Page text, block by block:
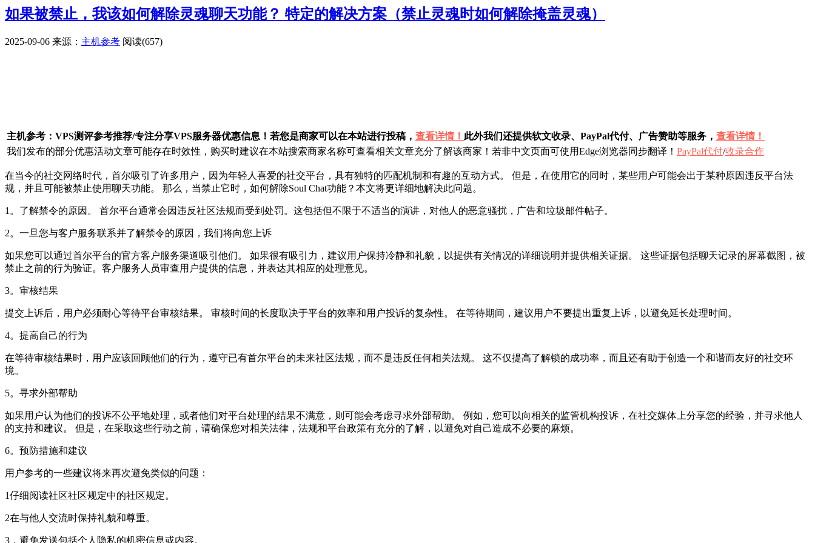
如果被禁止，我该如何解除灵魂聊天功能？ 特定的解决方案（禁止灵魂时如何解除掩盖灵魂）
2025-09-06 来源： 主机参考 阅读(657)
主机参考：VPS测评参考推荐/专注分享VPS服务器优惠信息！若您是商家可以在本站进行投稿， 查看详情！ 此外我们还提供软文收录、PayPal代付、广告赞助等服务， 查看详情！
我们发布的部分优惠活动文章可能存在时效性，购买时建议在本站搜索商家名称可查看相关文章充分了解该商家！若非中文页面可使用Edge浏览器同步翻译！ PayPal代付/收录合作
在当今的社交网络时代，首尔吸引了许多用户，因为年轻人喜爱的社交平台，具有独特的匹配机制和有趣的互动方式。 但是，在使用它的同时，某些用户可能会出于某种原因违反平台法
规，并且可能被禁止使用聊天功能。 那么，当禁止它时，如何解除Soul Chat功能？本文将更详细地解决此问题。
1。了解禁令的原因。 首尔平台通常会因违反社区法规而受到处罚。这包括但不限于不适当的演讲，对他人的恶意骚扰，广告和垃圾邮件帖子。
2。一旦您与客户服务联系并了解禁令的原因，我们将向您上诉
如果您可以通过首尔平台的官方客户服务渠道吸引他们。 如果很有吸引力，建议用户保持冷静和礼貌，以提供有关情况的详细说明并提供相关证据。 这些证据包括聊天记录的屏幕截图，被
禁止之前的行为验证。客户服务人员审查用户提供的信息，并表达其相应的处理意见。
3。审核结果
提交上诉后，用户必须耐心等待平台审核结果。 审核时间的长度取决于平台的效率和用户投诉的复杂性。 在等待期间，建议用户不要提出重复上诉，以避免延长处理时间。
4。提高自己的行为
在等待审核结果时，用户应该回顾他们的行为，遵守已有首尔平台的未来社区法规，而不是违反任何相关法规。 这不仅提高了解锁的成功率，而且还有助于创造一个和谐而友好的社交环
境。
5。寻求外部帮助
如果用户认为他们的投诉不公平地处理，或者他们对平台处理的结果不满意，则可能会考虑寻求外部帮助。 例如，您可以向相关的监管机构投诉，在社交媒体上分享您的经验，并寻求他人
的支持和建议。 但是，在采取这些行动之前，请确保您对相关法律，法规和平台政策有充分的了解，以避免对自己造成不必要的麻烦。
6。预防措施和建议
用户参考的一些建议将来再次避免类似的问题：
1仔细阅读社区社区规定中的社区规定。
2在与他人交流时保持礼貌和尊重。
3，避免发送包括个人隐私的机密信息或内容。